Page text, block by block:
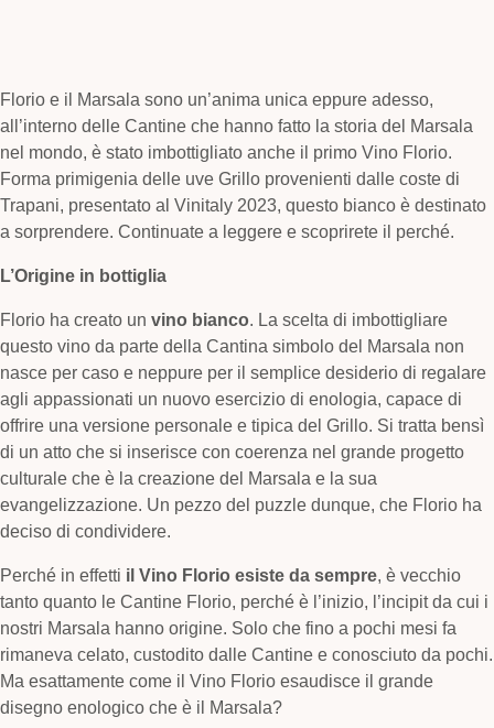
Florio e il Marsala sono un’anima unica eppure adesso,
all’interno delle Cantine che hanno fatto la storia del Marsala
nel mondo, è stato imbottigliato anche il primo Vino Florio.
Forma primigenia delle uve Grillo provenienti dalle coste di
Trapani, presentato al Vinitaly 2023, questo bianco è destinato
a sorprendere. Continuate a leggere e scoprirete il perché.
L’Origine in bottiglia
Florio ha creato un vino bianco. La scelta di imbottigliare
questo vino da parte della Cantina simbolo del Marsala non
nasce per caso e neppure per il semplice desiderio di regalare
agli appassionati un nuovo esercizio di enologia, capace di
offrire una versione personale e tipica del Grillo. Si tratta bensì
di un atto che si inserisce con coerenza nel grande progetto
culturale che è la creazione del Marsala e la sua
evangelizzazione. Un pezzo del puzzle dunque, che Florio ha
deciso di condividere.
Perché in effetti il Vino Florio esiste da sempre, è vecchio
tanto quanto le Cantine Florio, perché è l’inizio, l’incipit da cui i
nostri Marsala hanno origine. Solo che fino a pochi mesi fa
rimaneva celato, custodito dalle Cantine e conosciuto da pochi.
Ma esattamente come il Vino Florio esaudisce il grande
disegno enologico che è il Marsala?